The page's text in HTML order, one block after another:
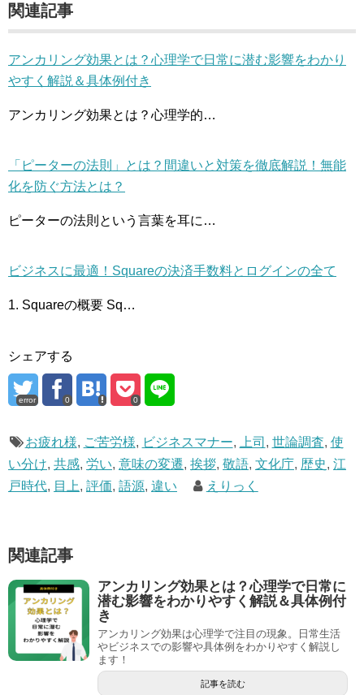
関連記事
アンカリング効果とは？心理学で日常に潜む影響をわかり
やすく解説＆具体例付き
アンカリング効果とは？心理学的…
「ピーターの法則」とは？間違いと対策を徹底解説！無能
化を防ぐ方法とは？
ピーターの法則という言葉を耳に…
ビジネスに最適！Squareの決済手数料とログインの全て
1. Squareの概要 Sq…
シェアする
error 0 0
お疲れ様, ご苦労様, ビジネスマナー, 上司 , 世論調査, 使
い分け, 共感, 労い, 意味の変遷, 挨拶, 敬語, 文化庁, 歴史, 江
戸時代, 目上, 評価, 語源, 違い えりっく
関連記事
アンカリング効果とは？心理学で日常に
潜む影響をわかりやすく解説＆具体例付
き
アンカリング効果は心理学で注目の現象。日常生活
やビジネスでの影響や具体例をわかりやすく解説し
ます！
記事を読む